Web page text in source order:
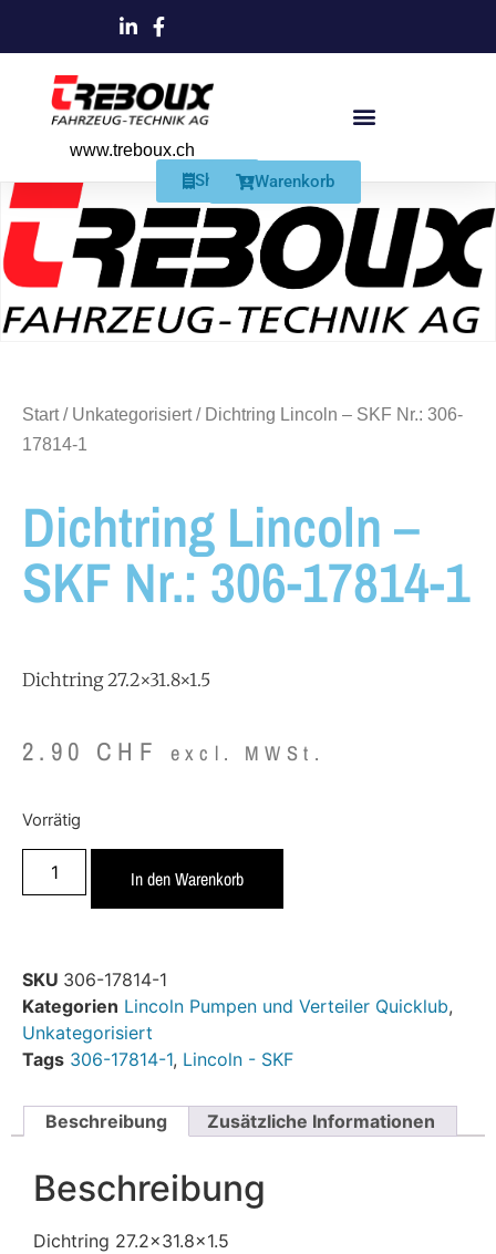
www.treboux.ch
Shop Warenkorb
Start/ Unkategorisiert/ Dichtring Lincoln – SKF Nr.: 306-
17814-1
Dichtring Lincoln –
SKF Nr.: 306-17814-1
Dichtring 27.2×31.8×1.5
2.90 CHF excl. MWSt.
Vorrätig
In den Warenkorb
SKU 306-17814-1
Kategorien Lincoln Pumpen und Verteiler Quicklub,
Unkategorisiert
Tags 306-17814-1, Lincoln - SKF
Beschreibung Zusätzliche Informationen
Beschreibung
Dichtring 27.2×31.8×1.5